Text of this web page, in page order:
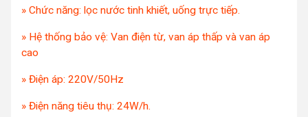
» Chức năng: lọc nước tinh khiết, uống trực tiếp.
» Hệ thống bảo vệ: Van điện từ, van áp thấp và van áp
cao
» Điện áp: 220V/50Hz
» Điện năng tiêu thụ: 24W/h.